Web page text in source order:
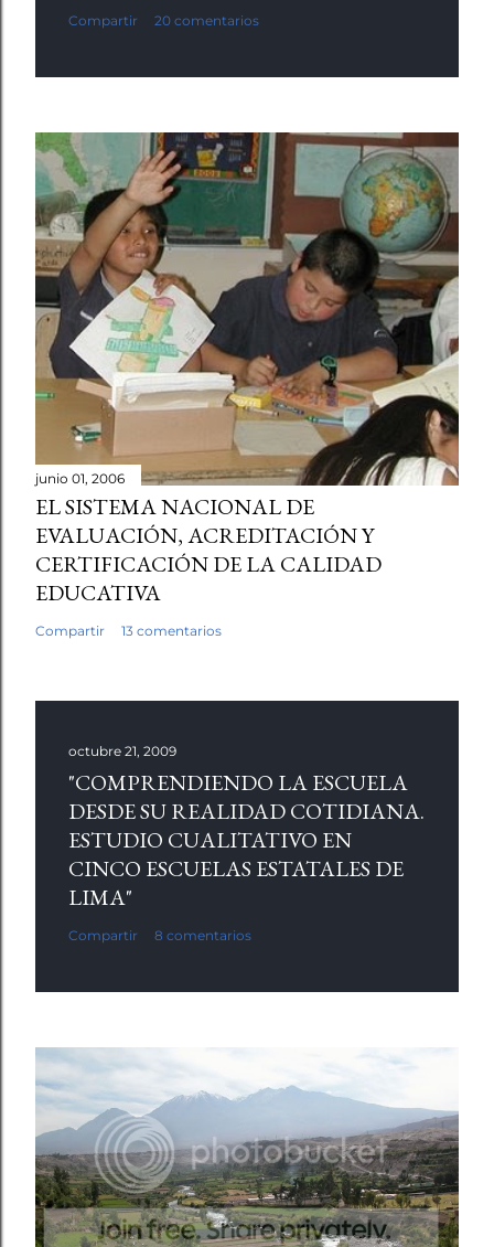
Compartir 20 comentarios
junio 01, 2006
EL SISTEMA NACIONAL DE
EVALUACIÓN, ACREDITACIÓN Y
CERTIFICACIÓN DE LA CALIDAD
EDUCATIVA
Compartir 13 comentarios
octubre 21, 2009
"COMPRENDIENDO LA ESCUELA
DESDE SU REALIDAD COTIDIANA.
ESTUDIO CUALITATIVO EN
CINCO ESCUELAS ESTATALES DE
LIMA"
Compartir 8 comentarios